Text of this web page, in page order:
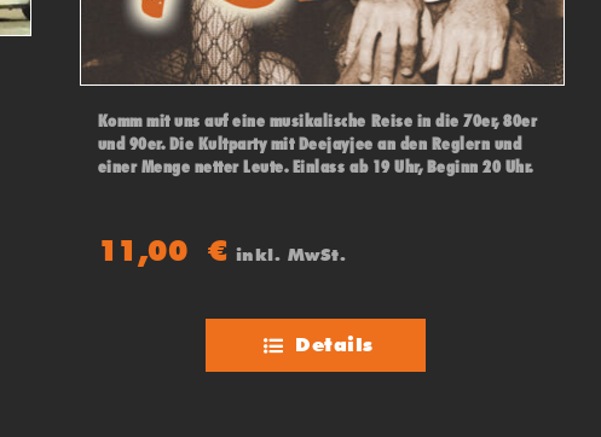
Komm mit uns auf eine musikalische Reise in die 70er, 80er
und 90er. Die Kultparty mit Deejayjee an den Reglern und
einer Menge netter Leute. Einlass ab 19 Uhr, Beginn 20 Uhr.
11,00 € inkl. MwSt.
Details